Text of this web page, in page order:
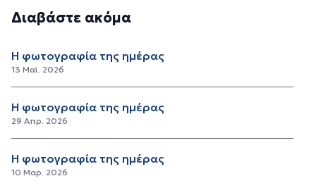
Διαβάστε ακόμα
Η φωτογραφία της ημέρας
13 Μαϊ. 2026
Η φωτογραφία της ημέρας
29 Απρ. 2026
Η φωτογραφία της ημέρας
10 Μαρ. 2026